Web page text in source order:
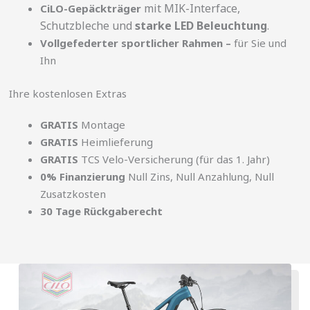
CiLO-Gepäckträger mit MIK-Interface,
Schutzbleche und starke LED Beleuchtung.
Vollgefederter sportlicher Rahmen – für Sie und
Ihn
Ihre kostenlosen Extras
GRATIS Montage
GRATIS Heimlieferung
GRATIS TCS Velo-Versicherung (für das 1. Jahr)
0% Finanzierung Null Zins, Null Anzahlung, Null
Zusatzkosten
30 Tage Rückgaberecht